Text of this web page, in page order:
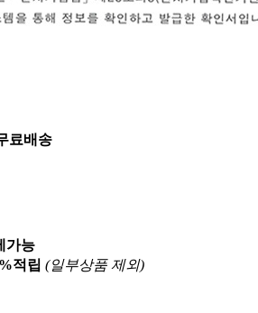
료배송
가능
적립 (일부상품 제외)